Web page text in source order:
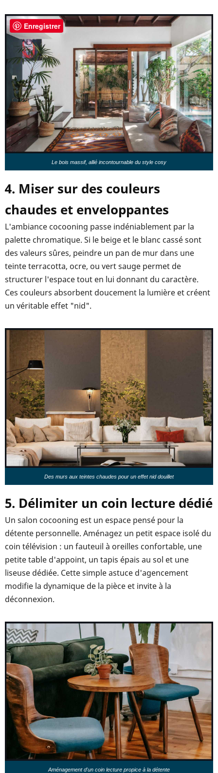
Le bois massif, allié incontournable du style cosy
4. Miser sur des couleurs
chaudes et enveloppantes
L'ambiance cocooning passe indéniablement par la
palette chromatique. Si le beige et le blanc cassé sont
des valeurs sûres, peindre un pan de mur dans une
teinte terracotta, ocre, ou vert sauge permet de
structurer l'espace tout en lui donnant du caractère.
Ces couleurs absorbent doucement la lumière et créent
un véritable effet "nid".
Des murs aux teintes chaudes pour un effet nid douillet
5. Délimiter un coin lecture dédié
Un salon cocooning est un espace pensé pour la
détente personnelle. Aménagez un petit espace isolé du
coin télévision : un fauteuil à oreilles confortable, une
petite table d'appoint, un tapis épais au sol et une
liseuse dédiée. Cette simple astuce d'agencement
modifie la dynamique de la pièce et invite à la
déconnexion.
Aménagement d'un coin lecture propice à la détente
Enregistrer